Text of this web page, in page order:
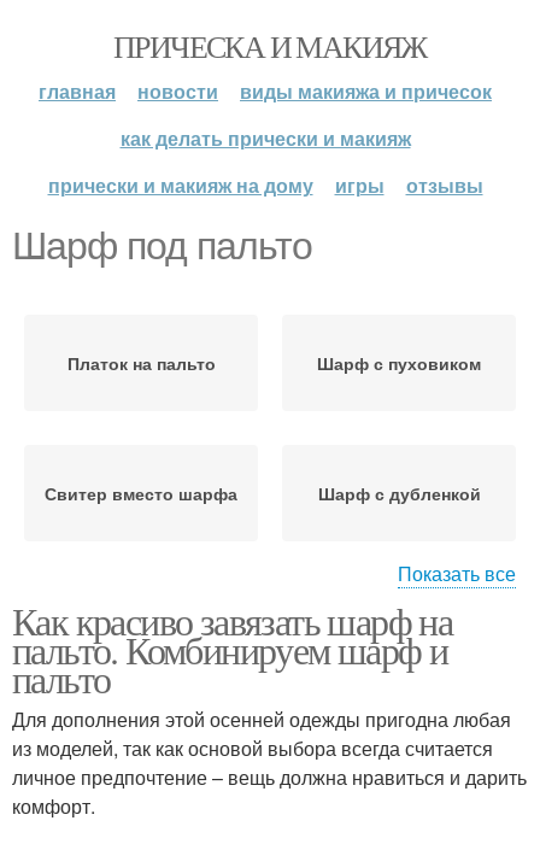
ПРИЧЕСКА И МАКИЯЖ
главная новости
виды макияжа и причесок
как делать прически и макияж
прически и макияж на дому
игры отзывы
Шарф под пальто
Платок на пальто Шарф с пуховиком
Свитер вместо шарфа Шарф с дубленкой
Шарф с пальто Шарф к пальто
Пальто с английским
воротником
Вязаный шарф
Показать все
Как красиво завязать шарф на
пальто. Комбинируем шарф и
пальто
Для дополнения этой осенней одежды пригодна любая
из моделей, так как основой выбора всегда считается
личное предпочтение – вещь должна нравиться и дарить
комфорт.